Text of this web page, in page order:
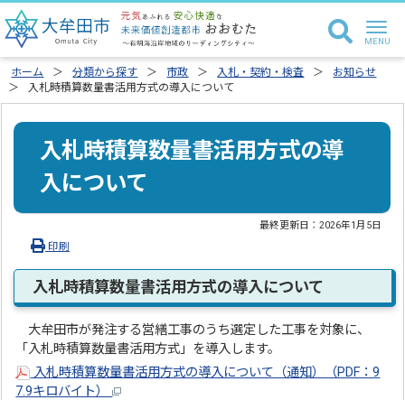
ホーム 分類から探す 市政 入札・契約・検査
お知らせ
入札時積算数量書活用方式の導入について
入札時積算数量書活用方式の導
入について
最終更新日：2026年1月5日
印刷
入札時積算数量書活用方式の導入について
大牟田市が発注する営繕工事のうち選定した工事を対象に、
「入札時積算数量書活用方式」を導入します。
入札時積算数量書活用方式の導入について（通知）（PDF：9
7.9キロバイト）